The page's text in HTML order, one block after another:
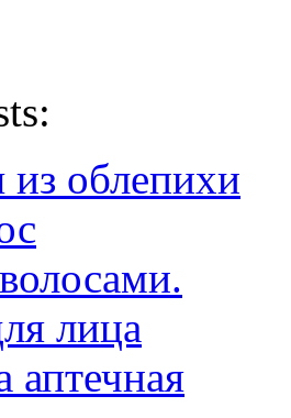
из облепихи
лица
аптечная